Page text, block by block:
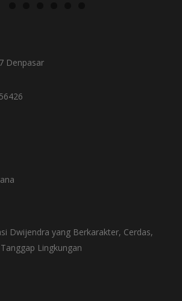
Denpasar
Dwijendra yang Berkarakter, Cerdas,
Lingkungan